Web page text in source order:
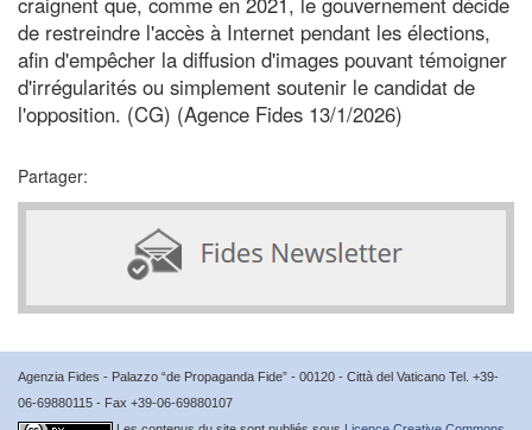
de restreindre l'accès à Internet pendant les élections,
afin d'empêcher la diffusion d'images pouvant témoigner
d'irrégularités ou simplement soutenir le candidat de
l'opposition. (CG) (Agence Fides 13/1/2026)
Partager:
Agenzia Fides - Palazzo “de Propaganda Fide” - 00120 - Città del Vaticano Tel. +39-
06-69880115 - Fax +39-06-69880107